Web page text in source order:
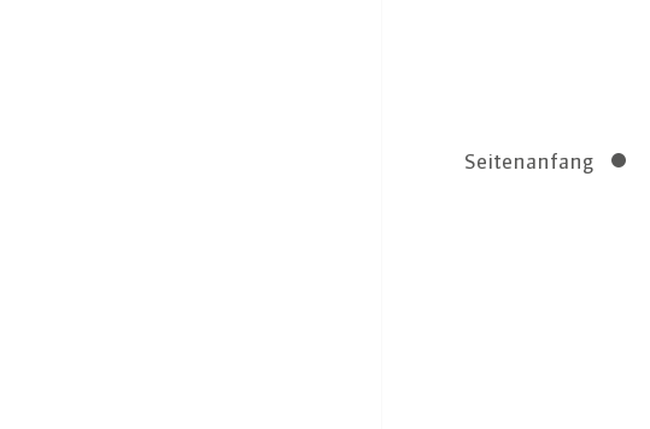
Seitenanfang